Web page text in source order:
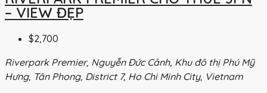
– VIEW ĐẸP
$2,700
Riverpark Premier, Nguyễn Đức Cảnh, Khu đô thị Phú Mỹ
Hưng, Tân Phong, District 7, Ho Chi Minh City, Vietnam